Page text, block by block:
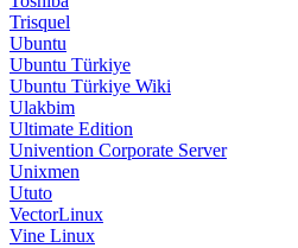
Trisquel
Ubuntu
Ubuntu Türkiye
Ubuntu Türkiye Wiki
Ulakbim
Ultimate Edition
Univention Corporate Server
Unixmen
Ututo
VectorLinux
Vine Linux